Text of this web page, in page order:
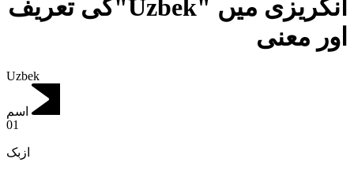
انگریزی میں "Uzbek"کی تعریف
اور معنی
Uzbek
اسم
01
ازبک